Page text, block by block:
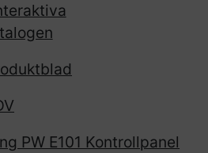
PW E101 Kontrollpanel